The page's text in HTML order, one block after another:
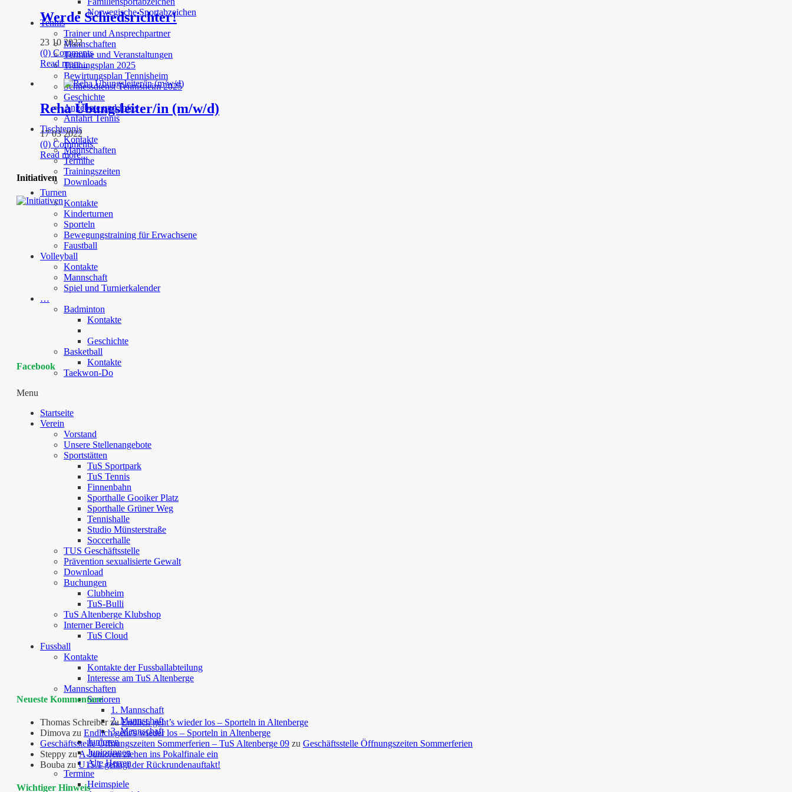
Norwegische Sportabzeichen
Tennis
Trainer und Ansprechpartner
Mannschaften
Termine und Veranstaltungen
Trainingsplan 2025
Bewirtungsplan Tennisheim
Schliessdienst Tennisheim 2025
Geschichte
Angebote und Infos
Anfahrt Tennis
Tischtennis
Kontakte
Mannschaften
Termine
Trainingszeiten
Downloads
Turnen
Kontakte
Kinderturnen
Sporteln
Bewegungstraining für Erwachsene
Faustball
Volleyball
Kontakte
Mannschaft
Spiel und Turnierkalender
…
Badminton
Kontakte
Geschichte
Basketball
Kontakte
Taekwon-Do
Menu
Startseite
Verein
Vorstand
Unsere Stellenangebote
Sportstätten
TuS Sportpark
TuS Tennis
Finnenbahn
Sporthalle Gooiker Platz
Sporthalle Grüner Weg
Tennishalle
Studio Münsterstraße
Soccerhalle
TUS Geschäftsstelle
Prävention sexualisierte Gewalt
Download
Buchungen
Clubheim
TuS-Bulli
TuS Altenberge Klubshop
Interner Bereich
TuS Cloud
Fussball
Kontakte
Kontakte der Fussballabteilung
Interesse am TuS Altenberge
Mannschaften
Senioren
1. Mannschaft
2. Mannschaft
3. Mannschaft
Junioren
Juniorinnen
Alte Herren
Termine
Heimspiele
Werde Schiedsrichter!
23 10 2022
(0) Comments
Read more...
Reha Übungsleiter/in (m/w/d)
17 03 2022
(0) Comments
Read more...
Initiativen
Facebook
Neueste Kommentare
Thomas SchreiberzuEndlich geht’s wieder los – Sporteln in Altenberge
Dimova zu Endlich geht’s wieder los – Sporteln in Altenberge
Geschäftsstelle Öffnungszeiten Sommerferien – TuS Altenberge 09 zu Geschäftsstelle Öffnungszeiten Sommerferien
Steppy zuA-Junioren ziehen ins Pokalfinale ein
Bouba zuU15.1 gelingt der Rückrundenauftakt!
Wichtiger Hinweis